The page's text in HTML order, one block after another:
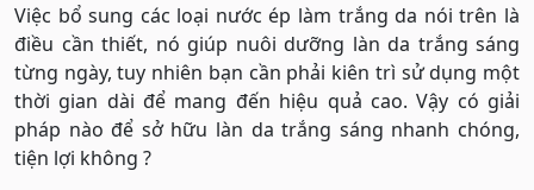
Việc bổ sung các loại nước ép làm trắng da nói trên là
điều cần thiết, nó giúp nuôi dưỡng làn da trắng sáng
từng ngày, tuy nhiên bạn cần phải kiên trì sử dụng một
thời gian dài để mang đến hiệu quả cao. Vậy có giải
pháp nào để sở hữu làn da trắng sáng nhanh chóng,
tiện lợi không ?